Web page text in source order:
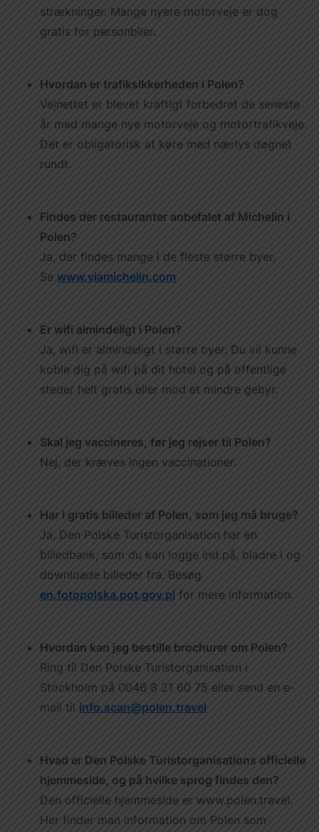
strækninger. Mange nyere motorveje er dog
gratis for personbiler.
Hvordan er trafiksikkerheden i Polen?
Vejnettet er blevet kraftigt forbedret de seneste
år med mange nye motorveje og motortrafikveje.
Det er obligatorisk at køre med nærlys døgnet
rundt.
Findes der restauranter anbefalet af Michelin i
Polen?
Ja, der findes mange i de fleste større byer.
Se www.viamichelin.com
Er wifi almindeligt i Polen?
Ja, wifi er almindeligt i større byer. Du vil kunne
koble dig på wifi på dit hotel og på offentlige
steder helt gratis eller mod et mindre gebyr.
Skal jeg vaccineres, før jeg rejser til Polen?
Nej, der kræves ingen vaccinationer.
Har I gratis billeder af Polen, som jeg må bruge?
Ja, Den Polske Turistorganisation har en
billedbank, som du kan logge ind på, bladre i og
downloade billeder fra. Besøg
en.fotopolska.pot.gov.pl for mere information.
Hvordan kan jeg bestille brochurer om Polen?
Ring til Den Polske Turistorganisation i
Stockholm på 0046 8 21 60 75 eller send en e-
mail til info.scan@polen.travel
Hvad er Den Polske Turistorganisations officielle
hjemmeside, og på hvilke sprog findes den?
Den officielle hjemmeside er www.polen.travel.
Her finder man information om Polen som